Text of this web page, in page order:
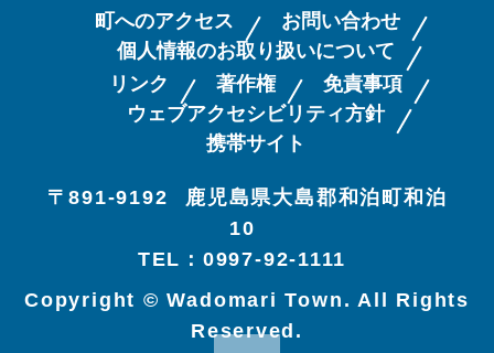
町へのアクセス
お問い合わせ
個人情報のお取り扱いについて
リンク
著作権
免責事項
ウェブアクセシビリティ方針
携帯サイト
〒891-9192
鹿児島県大島郡和泊町和泊
10
TEL：0997-92-1111
Copyright © Wadomari Town. All Rights
Reserved.